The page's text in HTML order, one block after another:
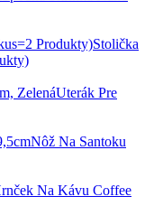
Stolička
Uterák Pre
Nôž Na Santoku
Na Kávu Coffee